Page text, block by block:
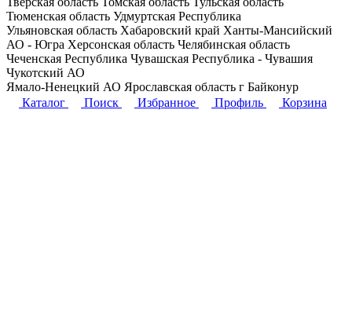
Тюменская область Удмуртская Республика
Ульяновская область Хабаровский край Ханты-Мансийский
АО - Югра Херсонская область Челябинская область
Чеченская Республика Чувашская Республика - Чувашия
Чукотский АО
Ямало-Ненецкий АО Ярославская область г Байконур
Каталог
Поиск Избранное Профиль Корзина